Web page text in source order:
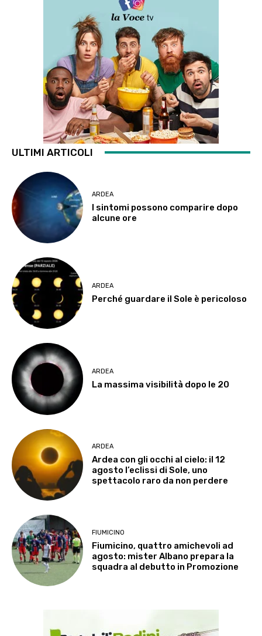
ULTIMI ARTICOLI
ARDEA
I sintomi possono comparire dopo
alcune ore
ARDEA
Perché guardare il Sole è pericoloso
ARDEA
La massima visibilità dopo le 20
ARDEA
Ardea con gli occhi al cielo: il 12
agosto l’eclissi di Sole, uno
spettacolo raro da non perdere
FIUMICINO
Fiumicino, quattro amichevoli ad
agosto: mister Albano prepara la
squadra al debutto in Promozione